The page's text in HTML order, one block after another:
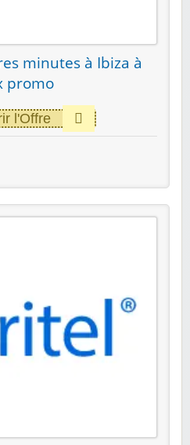
minutes à Ibiza à
promo
l'Offre